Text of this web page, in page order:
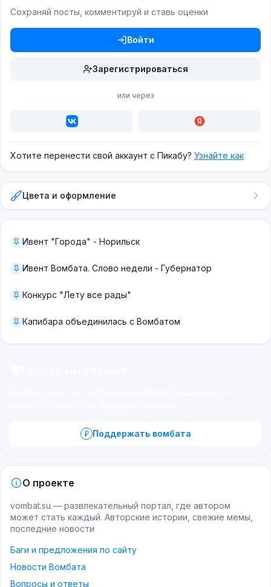
Сохраняй посты, комментируй и ставь оценки
Войти
Зарегистрироваться
или через
Хотите перенести свой аккаунт с Пикабу? Узнайте как
Цвета и оформление
Ивент "Города" - Норильск
Ивент Вомбата. Слово недели - Губернатор
Конкурс "Лету все рады"
Капибара объединилась с Вомбатом
Поддержать вомбата
О проекте
vombat.su — развлекательный портал, где автором
может стать каждый. Авторские истории, свежие мемы,
последние новости
Баги и предложения по сайту
Новости Вомбата
Вопросы и ответы